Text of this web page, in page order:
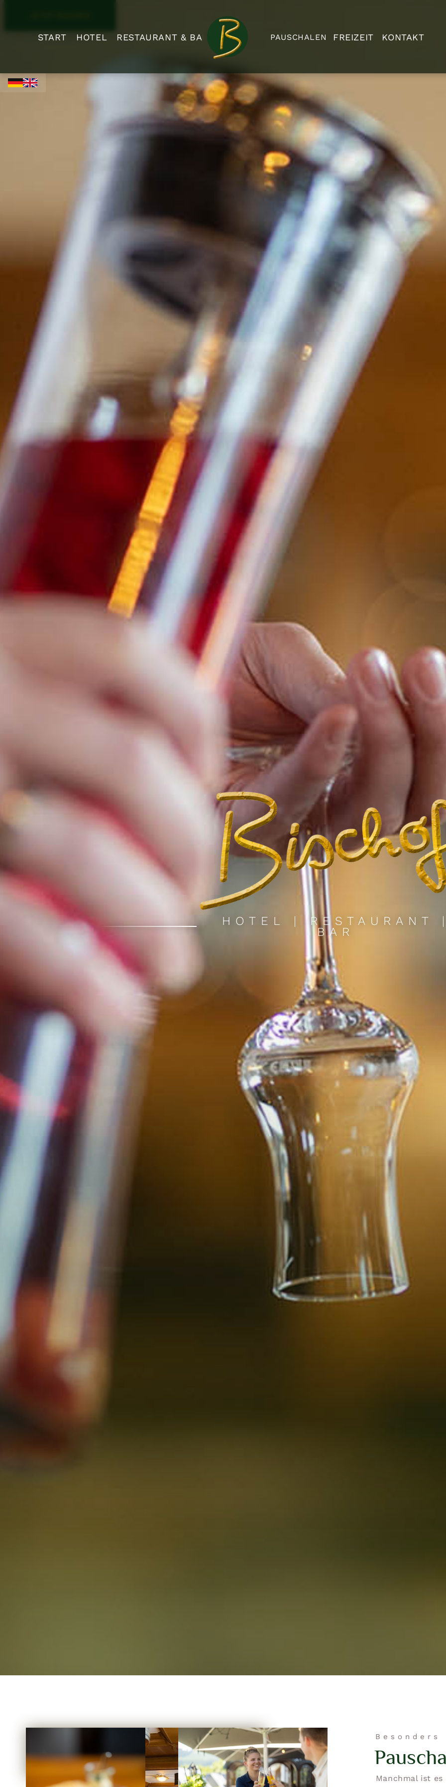
START HOTEL RESTAURANT & BAR PAUSCHALEN FREIZEIT KONTAKT
HOTEL | RESTAURANT
BAR
Besonders
Manchmal ist